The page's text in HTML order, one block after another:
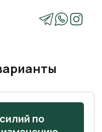
по
изменению